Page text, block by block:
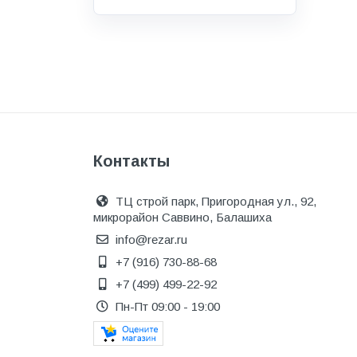
ДПК
Дренажные системы
Запорная арматура и
регулирующая
Изоляция
Инженерная сантехника
Инженерная сантехника и
инструменты
Контакты
ТЦ строй парк, Пригородная ул., 92,
микрорайон Саввино, Балашиха
info@rezar.ru
+7 (916) 730-88-68
+7 (499) 499-22-92
Пн-Пт 09:00 - 19:00